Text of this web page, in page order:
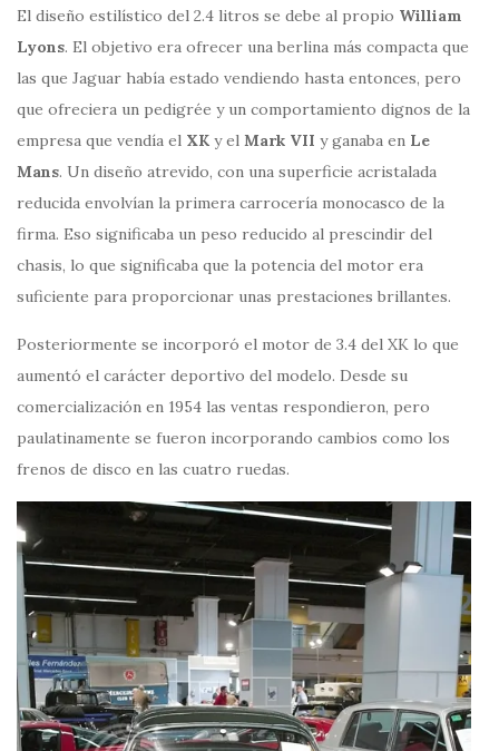
El diseño estilístico del 2.4 litros se debe al propio William
Lyons. El objetivo era ofrecer una berlina más compacta que
las que Jaguar había estado vendiendo hasta entonces, pero
que ofreciera un pedigrée y un comportamiento dignos de la
empresa que vendía el XK y el Mark VII y ganaba en Le
Mans. Un diseño atrevido, con una superficie acristalada
reducida envolvían la primera carrocería monocasco de la
firma. Eso significaba un peso reducido al prescindir del
chasis, lo que significaba que la potencia del motor era
suficiente para proporcionar unas prestaciones brillantes.
Posteriormente se incorporó el motor de 3.4 del XK lo que
aumentó el carácter deportivo del modelo. Desde su
comercialización en 1954 las ventas respondieron, pero
paulatinamente se fueron incorporando cambios como los
frenos de disco en las cuatro ruedas.